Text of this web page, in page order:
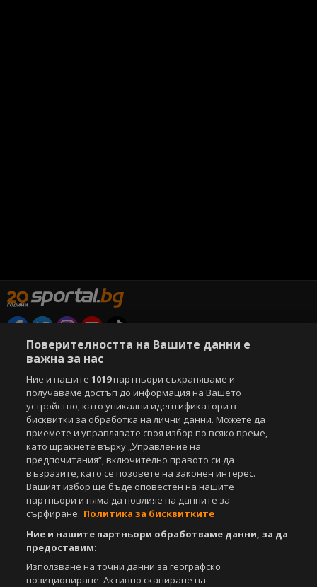
Copyright © 2007-2026 Агенция Спортал. Всички права запазени.
Този уебсайт е собственост на
За нас Екип За рекламa
Общи условия
Етични правила на НСС
Лични данни
Управление на предпочитания
Съдържанието на този уеб сайт и технологиите, използвани в него, са
под закрила на Закона за авторското право и сродните му права.
Всички статии, репортажи, интервюта и други текстови, графични и
видео материали, публикувани в сайта, са собственост на Агенция
Спортал, освен ако изрично е посочено друго. Допуска се
публикуване на текстови материали само след писмено съгласие на
www.sportal.bg. Използването на графични и видео материали,
публикувани в сайта, е строго забранено. Нарушителите ще бъдат
санкционирани с цялата строгост на закона.
Поверителността на Вашите данни е
важна за нас
Ние и нашите1019партньори съхраняваме и
получаваме достъп до информация на Вашето
устройство, като уникални идентификатори в
бисквитки за обработка на лични данни. Можете да
приемете и управлявате своя избор по всяко време,
като щракнете върху „Управление на
предпочитания“, включително правото си да
възразите, като се позовете на законен интерес.
Вашият избор ще бъде оповестен на нашите
партньори и няма да повлияе на данните за
сърфиране. Политика за бисквитките
Ние и нашите партньори обработваме данни, за да
предоставим:
Използване на точни данни за географско
позициониране. Активно сканиране на